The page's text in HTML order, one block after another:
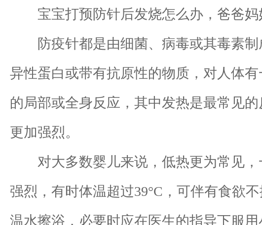
宝宝打预防针后发烧怎么办，爸爸妈
防疫针都是由细菌、病毒或其毒素制
异性蛋白或带有抗原性的物质，对人体
的局部或全身反应，其中发热是最常见
更加强烈。
对大多数婴儿来说，低热更为常见，
强烈，有时体温超过39°C，可伴有食欲
温水擦浴，必要时应在医生的指导下服